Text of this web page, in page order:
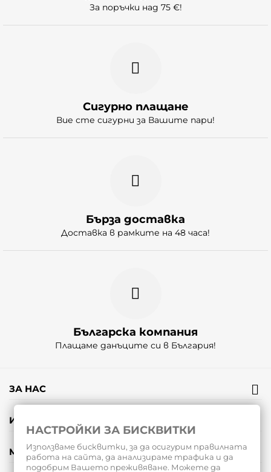
За поръчки над 75 €!
Сигурно плащане
Вие сте сигурни за Вашите пари!
Бърза доставка
Доставка в рамките на 48 часа!
Българска компания
Плащаме данъците си в България!
ЗА НАС
ИНФОРМАЦИЯ
МОЯТ ПРОФИЛ
НАСТРОЙКИ ЗА БИСКВИТКИ
Използваме бисквитки, за да осигурим правилната
работа на сайта, да анализираме трафика и да
подобрим Вашето преживяване. Можете да